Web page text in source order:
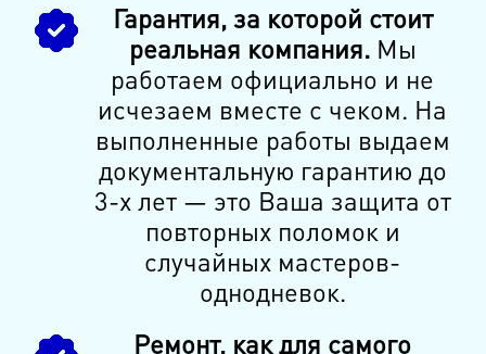
Гарантия, за которой стоит
реальная компания.Мы
работаем официально и не
исчезаем вместе с чеком. На
выполненные работы выдаем
документальную гарантию до
3-х лет — это Ваша защита от
повторных поломок и
случайных мастеров-
однодневок.
Ремонт, как для самого